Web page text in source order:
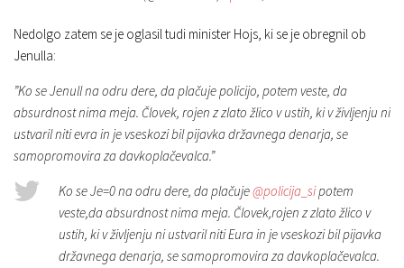
Nedolgo zatem se je oglasil tudi minister Hojs, ki se je obregnil ob
Jenulla:
”Ko se Jenull na odru dere, da plačuje policijo, potem veste, da
absurdnost nima meja. Človek, rojen z zlato žlico v ustih, ki v življenju ni
ustvaril niti evra in je vseskozi bil pijavka državnega denarja, se
samopromovira za davkoplačevalca.”
Ko se Je=0 na odru dere, da plačuje@policija_sipotem
veste,da absurdnost nima meja. Človek,rojen z zlato žlico v
ustih, ki v življenju ni ustvaril niti Eura in je vseskozi bil pijavka
državnega denarja, se samopromovira za davkoplačevalca.